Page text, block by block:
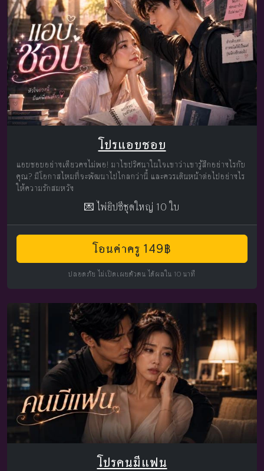
โปรแอบชอบ
แอบชอบอย่างเดียวคงไม่พอ! มาไขปริศนาในใจเขาว่าเขารู้สึกอย่างไรกับ
คุณ? มีโอกาสไหมที่จะพัฒนาไปไกลกว่านี้ และควรเดินหน้าต่อไปอย่างไร
ให้ความรักสมหวัง
💌 ไพ่ยิปซีชุดใหญ่ 10 ใบ
โอนค่าครู 149฿
ปลอดภัย ไม่เปิดเผยตัวตน ได้ผลใน 10 นาที
โปรคนมีแฟน